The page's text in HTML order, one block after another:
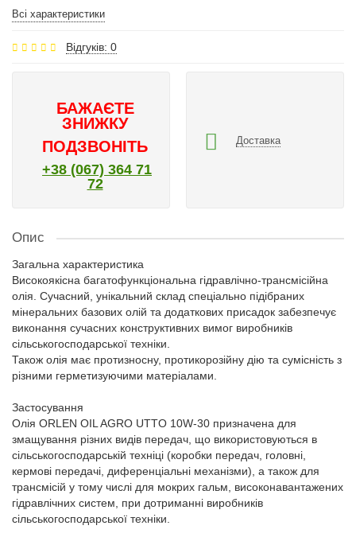
Всі характеристики
Відгуків: 0
БАЖАЄТЕ
ЗНИЖКУ
ПОДЗВОНІТЬ
+38 (067) 364 71
72
Доставка
Опис
Загальна характеристика
Високоякісна багатофункціональна гідравлічно-трансмісійна
олія. Сучасний, унікальний склад спеціально підібраних
мінеральних базових олій та додаткових присадок забезпечує
виконання сучасних конструктивних вимог виробників
сільськогосподарської техніки.
Також олія має протизносну, протикорозійну дію та сумісність з
різними герметизуючими матеріалами.
Застосування
Олія ORLEN OIL AGRO UTTO 10W-30 призначена для
змащування різних видів передач, що використовуються в
сільськогосподарській техніці (коробки передач, головні,
кермові передачі, диференціальні механізми), а також для
трансмісій у тому числі для мокрих гальм, високонавантажених
гідравлічних систем, при дотриманні виробників
сільськогосподарської техніки.